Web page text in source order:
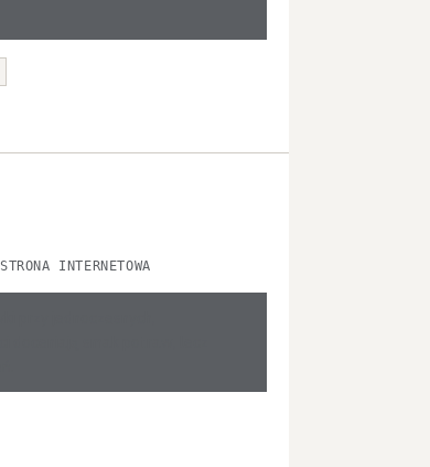
STRONA INTERNETOWA